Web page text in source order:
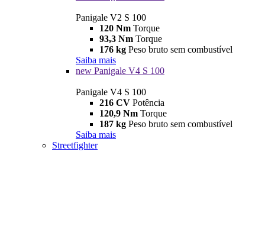
Panigale V2 S 100
120 Nm Torque
93,3 Nm Torque
176 kg Peso bruto sem combustível
Saiba mais
new Panigale V4 S 100
Panigale V4 S 100
216 CV Potência
120,9 Nm Torque
187 kg Peso bruto sem combustível
Saiba mais
Streetfighter